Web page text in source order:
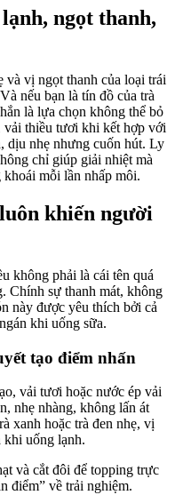
ngọt thanh,
vị ngọt thanh của loại trái
nếu bạn là tín đồ của trà
là lựa chọn không thể bỏ
vải thiều tươi khi kết hợp với
dịu nhẹ nhưng cuốn hút. Ly
chỉ giúp giải nhiệt mà
khoái mỗi lần nhấp môi.
khiến người
không phải là cái tên quá
Chính sự thanh mát, không
này được yêu thích bởi cả
khi uống sữa.
tạo điểm nhấn
vải tươi hoặc nước ép vải
nhẹ nhàng, không lấn át
xanh hoặc trà đen nhẹ, vị
khi uống lạnh.
và cắt đôi để topping trực
điểm” về trải nghiệm.